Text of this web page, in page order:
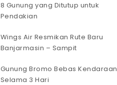
8 Gunung yang Ditutup untuk
Pendakian
Wings Air Resmikan Rute Baru
Banjarmasin – Sampit
Gunung Bromo Bebas Kendaraan
Selama 3 Hari